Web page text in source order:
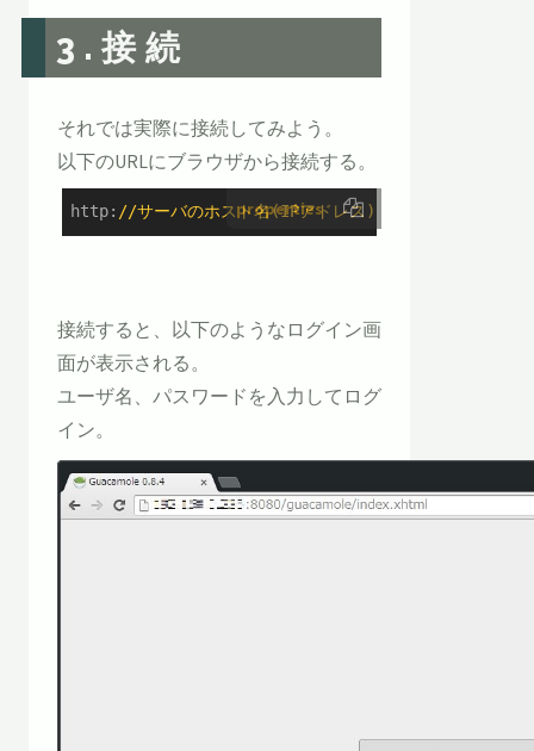
3.接続
それでは実際に接続してみよう。
以下のURLにブラウザから接続する。
properties
http: //サーバのホスト名(IPアドレス):8080/
接続すると、以下のようなログイン画
面が表示される。
ユーザ名、パスワードを入力してログ
イン。